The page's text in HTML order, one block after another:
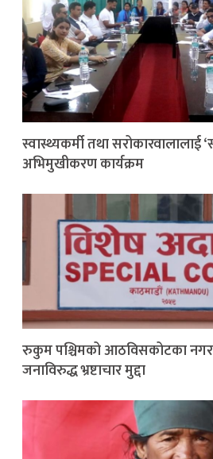
स्वास्थ्यकर्मी तथा सरोकारवालालाई
अभिमुखीकरण कार्यक्रम
रुकुम पश्चिमको आठविसकोटका
जनाविरुद्ध भ्रष्टाचार मुद्दा